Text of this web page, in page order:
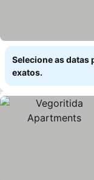
Selecione as datas
exatos.